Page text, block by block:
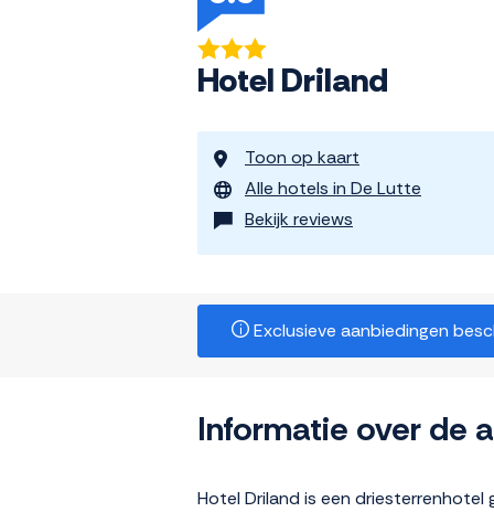
Hotel Driland
Toon op kaart
Alle hotels in De Lutte
Bekijk reviews
Exclusieve aanbiedingen
Informatie over de
Hotel Driland is een driesterrenhotel